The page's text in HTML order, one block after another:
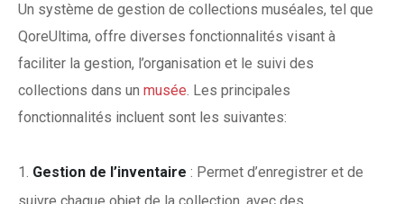
Un système de gestion de collections muséales, tel que
QoreUltima, offre diverses fonctionnalités visant à
faciliter la gestion, l’organisation et le suivi des
collections dans un musée. Les principales
fonctionnalités incluent sont les suivantes:
Gestion de l’inventaire : Permet d’enregistrer et de